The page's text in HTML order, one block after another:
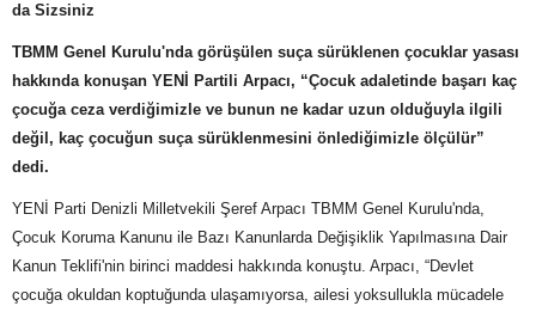
da Sizsiniz
TBMM Genel Kurulu'nda görüşülen suça sürüklenen çocuklar yasası
hakkında konuşan YENİ Partili Arpacı, “Çocuk adaletinde başarı kaç
çocuğa ceza verdiğimizle ve bunun ne kadar uzun olduğuyla ilgili
değil, kaç çocuğun suça sürüklenmesini önlediğimizle ölçülür”
dedi.
YENİ Parti Denizli Milletvekili Şeref Arpacı TBMM Genel Kurulu'nda,
Çocuk Koruma Kanunu ile Bazı Kanunlarda Değişiklik Yapılmasına Dair
Kanun Teklifi'nin birinci maddesi hakkında konuştu. Arpacı, “Devlet
çocuğa okuldan koptuğunda ulaşamıyorsa, ailesi yoksullukla mücadele